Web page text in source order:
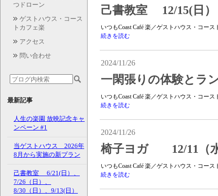
つドローン
ゲストハウス・コース
トカフェ楽
アクセス
問い合わせ
最新記事
人生の楽園 放映記念キャ
ンペーン #1
当ゲストハウス 2026年
8月から実施の新プラン
己書教室 6/21(日）、
7/26（日）、
8/30（日）、9/13(日）
己書教室 12/15(日）
いつもCoast Café 楽／ゲストハウス・コー
続きを読む
2024/11/26
一閑張りの体験とラ
いつもCoast Café 楽／ゲストハウス・コー
続きを読む
2024/11/26
椅子ヨガ 12/11（水
いつもCoast Café 楽／ゲストハウス・コー
続きを読む